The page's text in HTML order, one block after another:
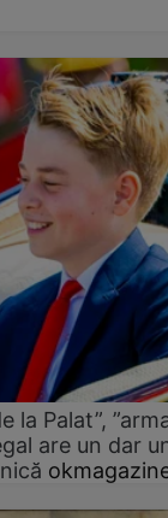
la Palat”,
are un dar